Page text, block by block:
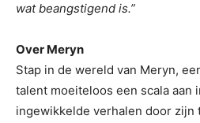
wat beangstigend is.”
Over Meryn
Stap in de wereld van Meryn,
talent moeiteloos een scala aan
ingewikkelde verhalen door zijn